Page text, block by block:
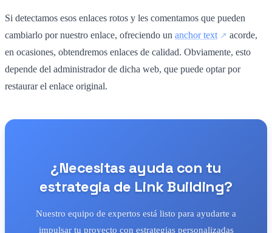
Si detectamos esos enlaces rotos y les comentamos que pueden
cambiarlo por nuestro enlace, ofreciendo un anchor text
acorde,
en ocasiones, obtendremos enlaces de calidad. Obviamente, esto
depende del administrador de dicha web, que puede optar por
restaurar el enlace original.
¿Necesitas ayuda con tu
estrategia de Link Building?
Nuestro equipo de expertos está listo para ayudarte a
impulsar tu proyecto con estrategias personalizadas